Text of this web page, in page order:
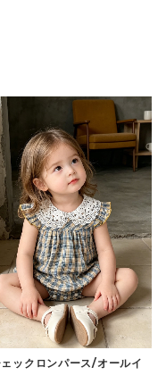
ックロンパース/オールイ